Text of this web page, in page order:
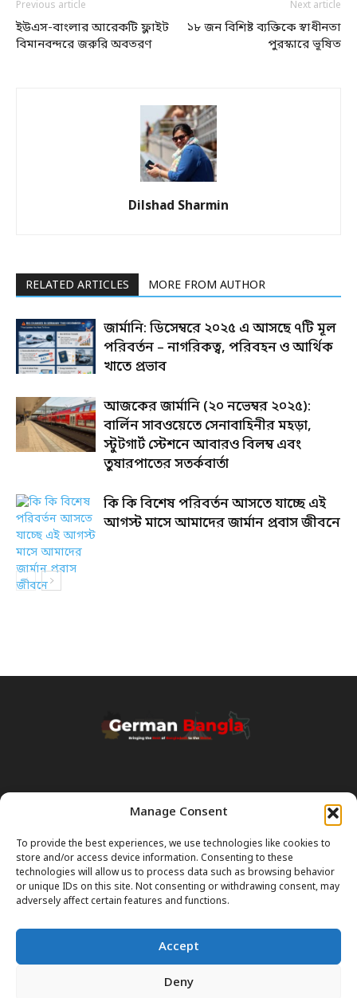
Manage Consent
To provide the best experiences, we use technologies like cookies to
store and/or access device information. Consenting to these
technologies will allow us to process data such as browsing behavior
or unique IDs on this site. Not consenting or withdrawing consent, may
adversely affect certain features and functions.
Accept
Deny
Previous article
ইউএস-বাংলার আরেকটি ফ্লাইট
বিমানবন্দরে জরুরি অবতরণ
Next article
১৮ জন বিশিষ্ট ব্যক্তিকে স্বাধীনতা
পুরস্কারে ভূষিত
Dilshad Sharmin
RELATED ARTICLES MORE FROM AUTHOR
জার্মানি: ডিসেম্বরে ২০২৫ এ আসছে ৭টি মূল
পরিবর্তন – নাগরিকত্ব, পরিবহন ও আর্থিক
খাতে প্রভাব
আজকের জার্মানি (২০ নভেম্বর ২০২৫):
বার্লিন সাবওয়েতে সেনাবাহিনীর মহড়া,
স্টুটগার্ট স্টেশনে আবারও বিলম্ব এবং
তুষারপাতের সতর্কবার্তা
কি কি বিশেষ পরিবর্তন আসতে যাচ্ছে এই
আগস্ট মাসে আমাদের জার্মান প্রবাস জীবনে
Transparency & Disclaimer:
Some content and images on this site are generated with the
assistance of Artificial Intelligence (AI). While we strive for accuracy, AI
can occasionally produce incorrect or outdated information.
Please Note:The content on GermanBangla.com is intended solely
professional advice. Always verify official rules (Visas, Laws, Taxes)
with government authorities before taking action.